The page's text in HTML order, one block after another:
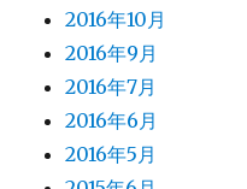
2016年10月
2016年9月
2016年7月
2016年6月
2016年5月